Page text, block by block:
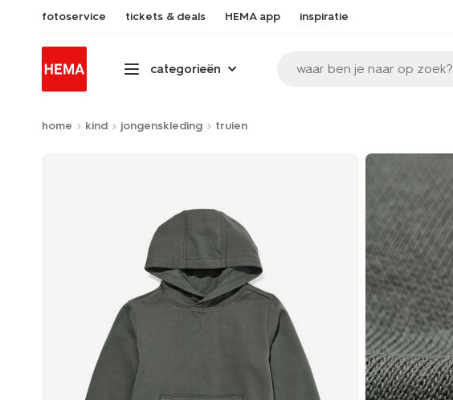
fotoservice tickets & deals HEMA app inspiratie
categorieën waar ben je naar op zoek?
home kind jongenskleding truien